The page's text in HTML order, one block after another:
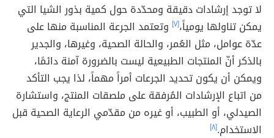
لا توجد إرشادات دقيقة ومحدّدة حول كمية بذور الشيا التي
يمكن تناولها يومياً،[٧]
وتعتمد الجرعة المناسبة منها على
عدّة عوامل، مثل العُمر، والحالة الصحية، وغيرها، والجدير
بالذكر أنّ المنتجات الطبيعية ليست بالضرورة آمنة دائمًا،
ويمكن أن يكون تحديد الجرعات أمراً مهماً، لذا يجب التأكد
من اتباع الإرشادات المُرفقة على ملصقات المنتج، واستشارة
الصيدلي، أو الطبيب، أو غيره من مقدّمي الرعاية الصحية قبل
الاستخدام.[٨]